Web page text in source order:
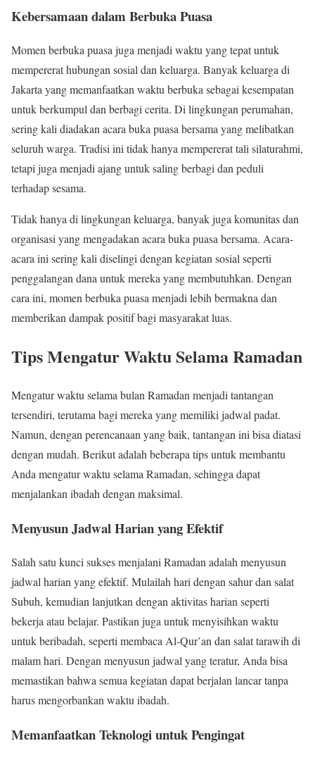
Kebersamaan dalam Berbuka Puasa
Momen berbuka puasa juga menjadi waktu yang tepat untuk
mempererat hubungan sosial dan keluarga. Banyak keluarga di
Jakarta yang memanfaatkan waktu berbuka sebagai kesempatan
untuk berkumpul dan berbagi cerita. Di lingkungan perumahan,
sering kali diadakan acara buka puasa bersama yang melibatkan
seluruh warga. Tradisi ini tidak hanya mempererat tali silaturahmi,
tetapi juga menjadi ajang untuk saling berbagi dan peduli
terhadap sesama.
Tidak hanya di lingkungan keluarga, banyak juga komunitas dan
organisasi yang mengadakan acara buka puasa bersama. Acara-
acara ini sering kali diselingi dengan kegiatan sosial seperti
penggalangan dana untuk mereka yang membutuhkan. Dengan
cara ini, momen berbuka puasa menjadi lebih bermakna dan
memberikan dampak positif bagi masyarakat luas.
Tips Mengatur Waktu Selama Ramadan
Mengatur waktu selama bulan Ramadan menjadi tantangan
tersendiri, terutama bagi mereka yang memiliki jadwal padat.
Namun, dengan perencanaan yang baik, tantangan ini bisa diatasi
dengan mudah. Berikut adalah beberapa tips untuk membantu
Anda mengatur waktu selama Ramadan, sehingga dapat
menjalankan ibadah dengan maksimal.
Menyusun Jadwal Harian yang Efektif
Salah satu kunci sukses menjalani Ramadan adalah menyusun
jadwal harian yang efektif. Mulailah hari dengan sahur dan salat
Subuh, kemudian lanjutkan dengan aktivitas harian seperti
bekerja atau belajar. Pastikan juga untuk menyisihkan waktu
untuk beribadah, seperti membaca Al-Qur’an dan salat tarawih di
malam hari. Dengan menyusun jadwal yang teratur, Anda bisa
memastikan bahwa semua kegiatan dapat berjalan lancar tanpa
harus mengorbankan waktu ibadah.
Memanfaatkan Teknologi untuk Pengingat